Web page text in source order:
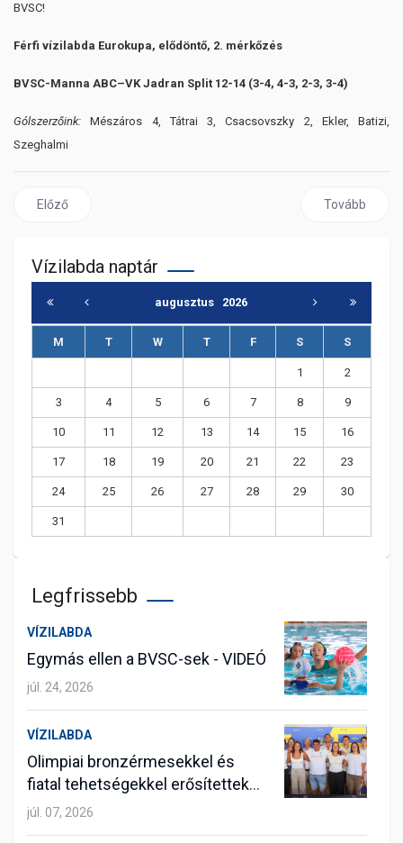
BVSC!
Férfi vízilabda Eurokupa, elődöntő, 2. mérkőzés
BVSC-Manna ABC–VK Jadran Split 12-14 (3-4, 4-3, 2-3, 3-4)
Gólszerzőink: Mészáros 4, Tátrai 3, Csacsovszky 2, Ekler, Batizi,
Szeghalmi
Előző cikk: Béres Gergely: "A fegyelmezett védekezés és az
Előző Következő
Tovább
Vízilabda naptár
augusztus 2026
M T W T F S S
1 2
3 4 5 6 7 8 9
10 11 12 13 14 15 16
17 18 19 20 21 22 23
24 25 26 27 28 29 30
31
Legfrissebb
VÍZILABDA
Egymás ellen a BVSC-sek - VIDEÓ
júl. 24, 2026
VÍZILABDA
Olimpiai bronzérmesekkel és
fiatal tehetségekkel erősítettek
vízilabdázóink
júl. 07, 2026